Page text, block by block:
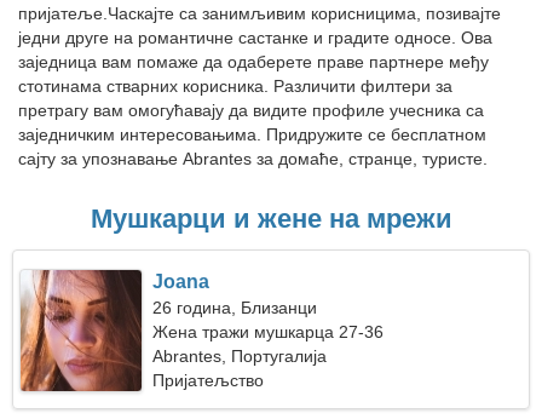
пријатеље.Часкајте са занимљивим корисницима, позивајте
једни друге на романтичне састанке и градите односе. Ова
заједница вам помаже да одаберете праве партнере међу
стотинама стварних корисника. Различити филтери за
претрагу вам омогућавају да видите профиле учесника са
заједничким интересовањима. Придружите се бесплатном
сајту за упознавање Abrantes за домаће, странце, туристе.
Мушкарци и жене на мрежи
Joana
26 година, Близанци
Жена тражи мушкарца 27-36
Abrantes, Португалија
Пријатељство